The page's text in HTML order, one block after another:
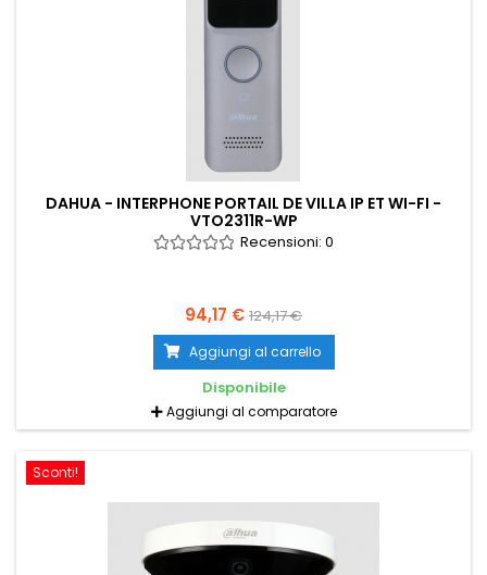
DAHUA - INTERPHONE PORTAIL DE VILLA IP ET WI-FI -
VTO2311R-WP
Recensioni: 0
94,17 € 124,17 €
Aggiungi al carrello
Disponibile
Aggiungi al comparatore
Sconti!